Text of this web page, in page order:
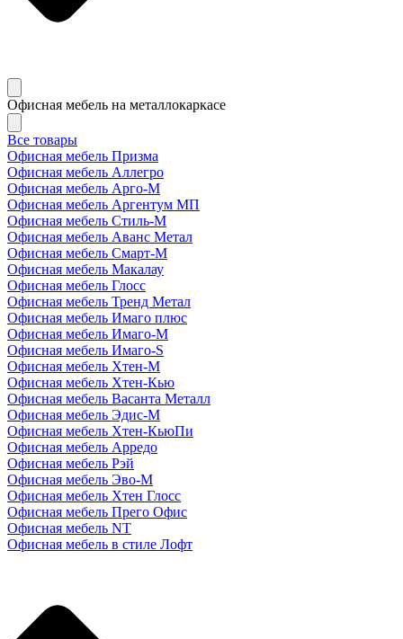
Офисная мебель на металлокаркасе
Все товары
Офисная мебель Призма
Офисная мебель Аллегро
Офисная мебель Арго-М
Офисная мебель Аргентум МП
Офисная мебель Стиль-М
Офисная мебель Аванс Метал
Офисная мебель Смарт-М
Офисная мебель Макалау
Офисная мебель Глосс
Офисная мебель Тренд Метал
Офисная мебель Имаго плюс
Офисная мебель Имаго-М
Офисная мебель Имаго-S
Офисная мебель Хтен-M
Офисная мебель Хтен-Кью
Офисная мебель Васанта Металл
Офисная мебель Эдис-M
Офисная мебель Хтен-КьюПи
Офисная мебель Арредо
Офисная мебель Рэй
Офисная мебель Эво-M
Офисная мебель Хтен Глосс
Офисная мебель Прего Офис
Офисная мебель NT
Офисная мебель в стиле Лофт